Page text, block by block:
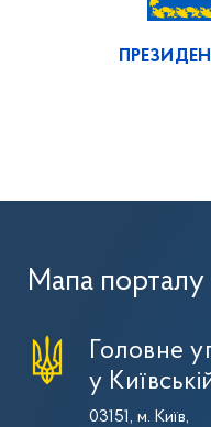
Мапа порталу
Головне
у
03151, м. Київ,